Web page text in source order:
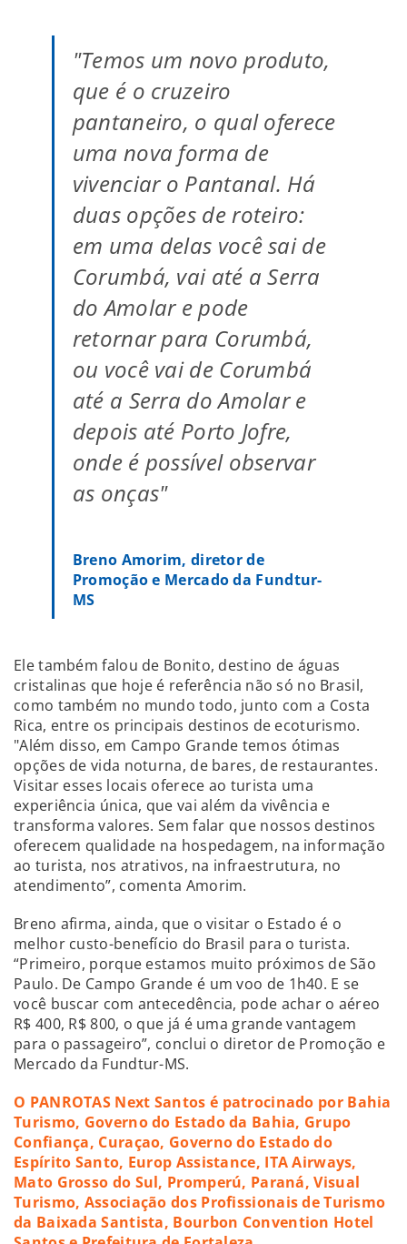
"Temos um novo produto,
que é o cruzeiro
pantaneiro, o qual oferece
uma nova forma de
vivenciar o Pantanal. Há
duas opções de roteiro:
em uma delas você sai de
Corumbá, vai até a Serra
do Amolar e pode
retornar para Corumbá,
ou você vai de Corumbá
até a Serra do Amolar e
depois até Porto Jofre,
onde é possível observar
as onças"
Breno Amorim, diretor de
Promoção e Mercado da Fundtur-
MS
Ele também falou de Bonito, destino de águas
cristalinas que hoje é referência não só no Brasil,
como também no mundo todo, junto com a Costa
Rica, entre os principais destinos de ecoturismo.
"Além disso, em Campo Grande temos ótimas
opções de vida noturna, de bares, de restaurantes.
Visitar esses locais oferece ao turista uma
experiência única, que vai além da vivência e
transforma valores. Sem falar que nossos destinos
oferecem qualidade na hospedagem, na informação
ao turista, nos atrativos, na infraestrutura, no
atendimento”, comenta Amorim.
Breno afirma, ainda, que o visitar o Estado é o
melhor custo-benefício do Brasil para o turista.
“Primeiro, porque estamos muito próximos de São
Paulo. De Campo Grande é um voo de 1h40. E se
você buscar com antecedência, pode achar o aéreo
R$ 400, R$ 800, o que já é uma grande vantagem
para o passageiro”, conclui o diretor de Promoção e
Mercado da Fundtur-MS.
O PANROTAS Next Santos é patrocinado por Bahia
Turismo, Governo do Estado da Bahia, Grupo
Confiança, Curaçao, Governo do Estado do
Espírito Santo, Europ Assistance, ITA Airways,
Mato Grosso do Sul, Promperú, Paraná, Visual
Turismo, Associação dos Profissionais de Turismo
da Baixada Santista, Bourbon Convention Hotel